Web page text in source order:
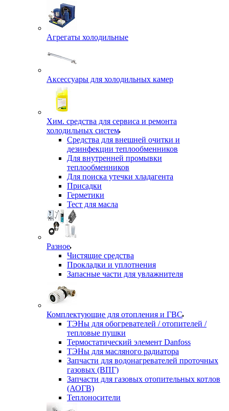
Агрегаты холодильные
Аксессуары для холодильных камер
Хим. средства для сервиса и ремонта
холодильных систем
Средства для внешней очитки и
дезинфекции теплообменников
Для внутренней промывки
теплообменников
Для поиска утечки хладагента
Присадки
Герметики
Тест для масла
Разное
Чистящие средства
Прокладки и уплотнения
Запасные части для увлажнителя
Комплектующие для отопления и ГВС
ТЭНы для обогревателей / отопителей /
тепловые пушки
Термостатический элемент Danfoss
ТЭНы для масляного радиатора
Запчасти для водонагревателей проточных
газовых (ВПГ)
Запчасти для газовых отопительных котлов
(АОГВ)
Теплоносители